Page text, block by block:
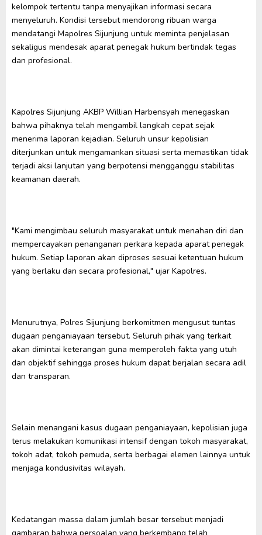
kelompok tertentu tanpa menyajikan informasi secara
menyeluruh. Kondisi tersebut mendorong ribuan warga
mendatangi Mapolres Sijunjung untuk meminta penjelasan
sekaligus mendesak aparat penegak hukum bertindak tegas
dan profesional.
Kapolres Sijunjung AKBP Willian Harbensyah menegaskan
bahwa pihaknya telah mengambil langkah cepat sejak
menerima laporan kejadian. Seluruh unsur kepolisian
diterjunkan untuk mengamankan situasi serta memastikan tidak
terjadi aksi lanjutan yang berpotensi mengganggu stabilitas
keamanan daerah.
"Kami mengimbau seluruh masyarakat untuk menahan diri dan
mempercayakan penanganan perkara kepada aparat penegak
hukum. Setiap laporan akan diproses sesuai ketentuan hukum
yang berlaku dan secara profesional," ujar Kapolres.
Menurutnya, Polres Sijunjung berkomitmen mengusut tuntas
dugaan penganiayaan tersebut. Seluruh pihak yang terkait
akan dimintai keterangan guna memperoleh fakta yang utuh
dan objektif sehingga proses hukum dapat berjalan secara adil
dan transparan.
Selain menangani kasus dugaan penganiayaan, kepolisian juga
terus melakukan komunikasi intensif dengan tokoh masyarakat,
tokoh adat, tokoh pemuda, serta berbagai elemen lainnya untuk
menjaga kondusivitas wilayah.
Kedatangan massa dalam jumlah besar tersebut menjadi